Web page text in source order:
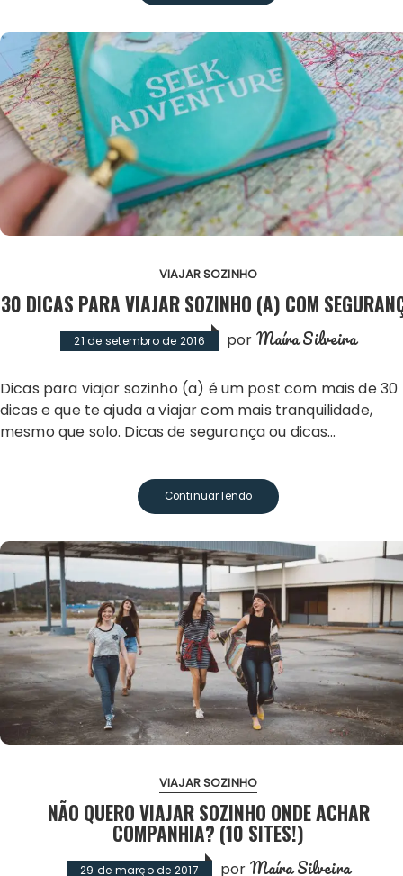
VIAJAR SOZINHO
30 DICAS PARA VIAJAR SOZINHO (A) COM
21 de setembro de 2016 por Maíra Silveira
Dicas para viajar sozinho (a) é um post com mais de 30
dicas e que te ajuda a viajar com mais tranquilidade,
mesmo que solo. Dicas de segurança ou dicas…
Continuar lendo
VIAJAR SOZINHO
NÃO QUERO VIAJAR SOZINHO ONDE ACHAR
COMPANHIA? (10 SITES!)
29 de março de 2017 por Maíra Silveira